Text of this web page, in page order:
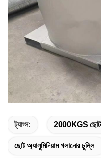
ট্যাগ্স: 2000KGS ছোট
ছোট অ্যালুমিনিয়াম গলানোর চুল্লি